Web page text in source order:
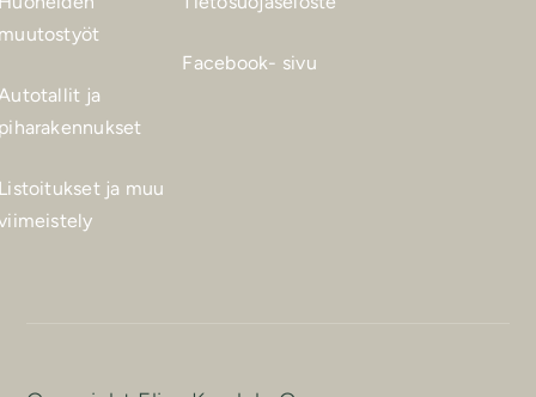
ja
ja muu
Facebook- sivu